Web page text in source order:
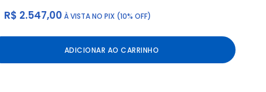
R$ 2.547,00 À VISTA NO PIX (10% OFF)
ADICIONAR AO CARRINHO